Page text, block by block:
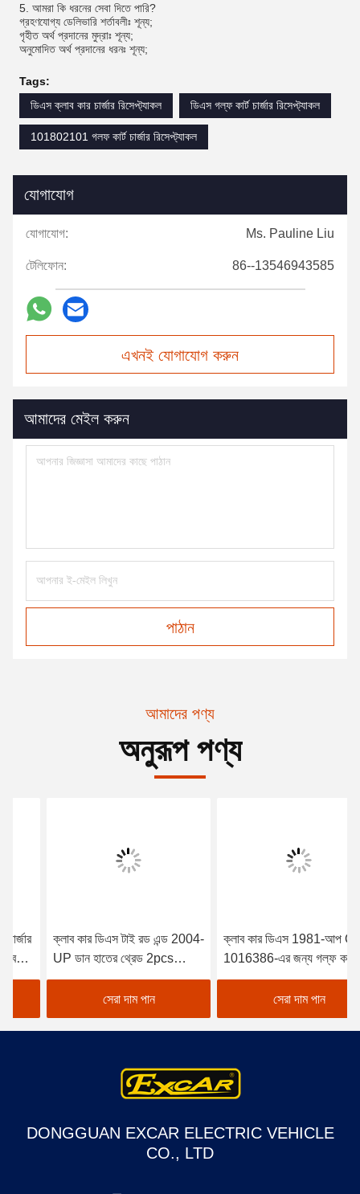
5. আমরা কি ধরনের সেবা দিতে পারি?
গ্রহণযোগ্য ডেলিভারি শর্তাবলীঃ শূন্য;
গৃহীত অর্থ প্রদানের মুদ্রাঃ শূন্য;
অনুমোদিত অর্থ প্রদানের ধরনঃ শূন্য;
Tags:
ডিএস ক্লাব কার চার্জার রিসেপ্ট্যাকল
ডিএস গল্ফ কার্ট চার্জার রিসেপ্ট্যাকল
101802101 গলফ কার্ট চার্জার রিসেপ্ট্যাকল
যোগাযোগ
যোগাযোগ: Ms. Pauline Liu
টেলিফোন: 86--13546943585
এখনই যোগাযোগ করুন
আমাদের মেইল করুন
পাঠান
আমাদের পণ্য
অনুরূপ পণ্য
ক্লাব কার ডিএস টাই রড এন্ড 2004-
UP ডান হাতের থ্রেড 2pcs
102022601 / 102288301
সেরা দাম পান
ক্লাব কার ডিএস 1981-আপ OEM
1016386-এর জন্য গল্ফ কার্ট ফ্রন্ট
এন্ড কিং পিন মেরামত কিট
সেরা দাম পান
DONGGUAN EXCAR ELECTRIC VEHICLE
CO., LTD